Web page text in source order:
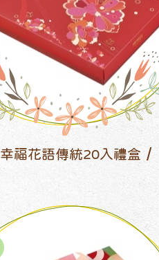
幸福花語傳統20入禮盒